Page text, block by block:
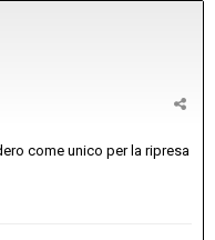
come unico per la ripresa